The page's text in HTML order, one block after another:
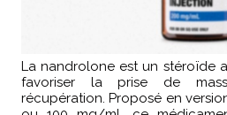
La nandrolone est un stéroïde
favoriser la prise de
récupération. Proposé en